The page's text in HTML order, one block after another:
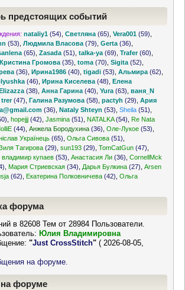
предстоящих событий
nataliy1 (54) ,Светляна (65) ,Vera001 (59)
(53) ,Людмила Власова (79) ,Gerta (36)
(65) ,Zasada (51) ,talka-ya (69) ,Trafer(60)
Кристина Громова (35) ,toma (70) ,Sigita (52)
(36) ,Ирина1986 (40) ,tigadi (53) ,Альмира (62)
(46) ,Ирина Киселева (48) ,Елена
(38) ,Анна Гарина (40) ,Yura (63) ,ваня_N
,trer(47) ,Галина Разумова (58) ,pactyh (29) ,Ария
(36) ,Nataly Shteyn (53) ,Sheila (51)
,hopejjj (42) ,Jasmina (51) NATALKA(54)
Re Nata
(44) ,Анжела Бородухина (36) ,Оле-Лукое (53)
Українець (65) ,Ольга Сивова (51)
Тагирова (29) ,sun193 (29) ,TomCatGun (47)
,владимир купаев (53) ,Анастасия Ли (36) ,CornellMck
Мария Стриевская (34) Дарья Булкина (27) ,Arsen
(62) Екатерина Полковничева (42) ,Ольга
форума
в 82608 Тем от 28984 Пользователи.
Юлия Владимировна
"Just CrossStitch" ( 2026-08-05,
на форуме.
форуме